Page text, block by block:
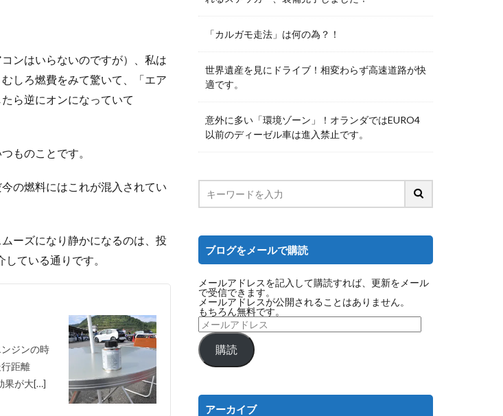
ンはいらないのですが）、私は
しろ燃費をみて驚いて、「エア
ら逆にオンになっていて
ものことです。
の燃料にはこれが混入されてい
ーズになり静かになるのは、投
ている通りです。
ジンの時
距離
果が大[…]
「カルガモ走法」は何の為？！
世界遺産を見にドライブ！相変わらず高速道路が快
適です。
意外に多い「環境ゾーン」！オランダではEURO4
以前のディーゼル車は進入禁止です。
ブログをメールで購読
メールアドレスを記入して購読すれば、更新をメール
で受信できます。
メールアドレスが公開されることはありません。
もちろん無料です。
購読
アーカイブ